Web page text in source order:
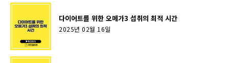
다이어트를 위한 오메가3 섭취의 최적 시간
2025년 02월 16일